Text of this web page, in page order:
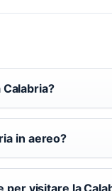
in aereo?
per visitare la